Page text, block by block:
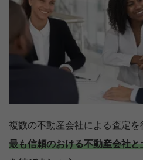
複数の不動産会社による査定を
最も信頼のおける不動産会社